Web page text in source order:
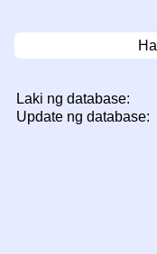
Laki ng database:
Update ng database: